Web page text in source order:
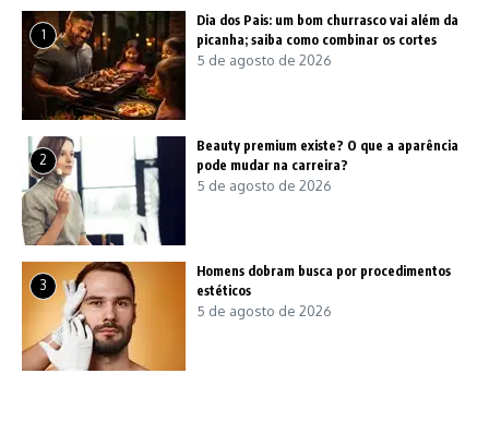
1
Dia dos Pais: um bom churrasco vai além da
picanha; saiba como combinar os cortes
5 de agosto de 2026
2
Beauty premium existe? O que a aparência
pode mudar na carreira?
5 de agosto de 2026
3
Homens dobram busca por procedimentos
estéticos
5 de agosto de 2026